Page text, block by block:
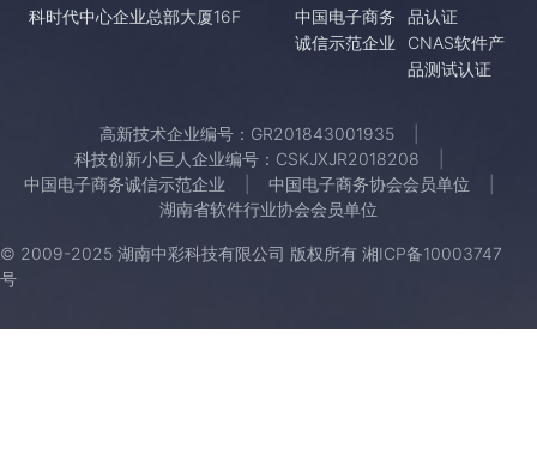
科时代中心企业总部大厦16F
中国电子商务
诚信示范企业
品认证
CNAS软件产
品测试认证
高新技术企业编号：GR201843001935
科技创新小巨人企业编号：CSKJXJR2018208
中国电子商务诚信示范企业
中国电子商务协会会员单位
湖南省软件行业协会会员单位
© 2009-2025 湖南中彩科技有限公司 版权所有 湘ICP备10003747
号